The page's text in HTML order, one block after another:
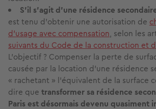
S’il s’agit d’une résidence
est tenu d’obtenir une autorisation de
d’usage avec compensation, selon les
suivants du Code de la construction et
L’objectif ? Compenser la perte de
causée par la location d’une résidence
« rachetant » l’équivalent de la surface
dire que transformer sa résidence
Paris est désormais devenu quasiment